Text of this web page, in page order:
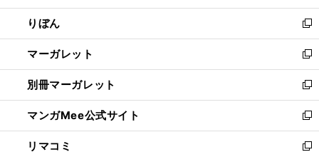
開
く
ウ
で
開
く
ン
ド
ウ
で
開
く
ウ
ィ
ン
ド
ウ
で
開
く
りぼん
新
し
い
ウ
ィ
ン
ド
ウ
で
マーガレット
新
し
い
ウ
ィ
ン
ド
別冊マーガレット
新
し
い
ウ
ィ
マンガMee公式サイト
新
し
い
リマコミ
新